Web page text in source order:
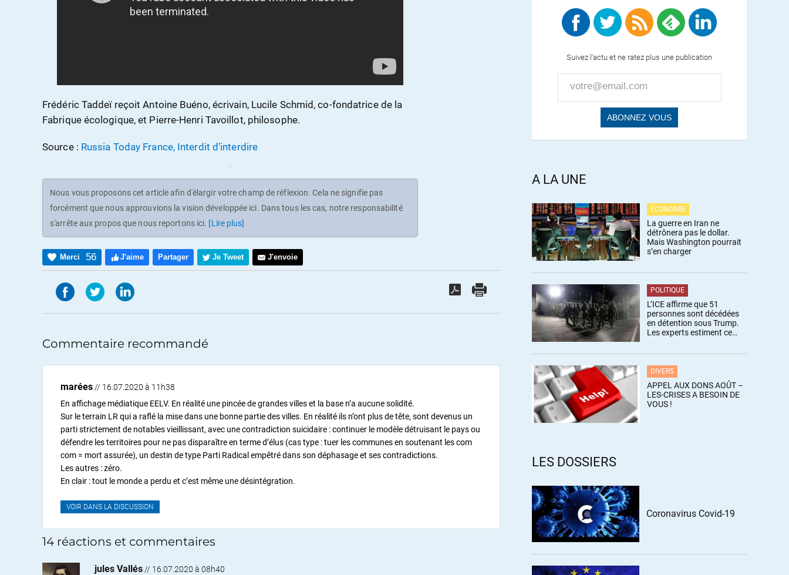
Frédéric Taddeï reçoit Antoine Buéno, écrivain, Lucile Schmid, co-fondatrice de la
Fabrique écologique, et Pierre-Henri Tavoillot, philosophe.
Source : Russia Today France, Interdit d’interdire
Nous vous proposons cet article afin d'élargir votre champ de réflexion. Cela ne signifie pas
forcément que nous approuvions la vision développée ici. Dans tous les cas, notre responsabilité
s'arrête aux propos que nous reportons ici. [Lire plus]
Merci 56 J'aime Partager Je Tweet J'envoie
Commentaire recommandé
marées // 16.07.2020 à 11h38
En affichage médiatique EELV. En réalité une pincée de grandes villes et la base n’a aucune solidité.
Sur le terrain LR qui a raflé la mise dans une bonne partie des villes. En réalité ils n’ont plus de tête, sont devenus un
parti strictement de notables vieillissant, avec une contradiction suicidaire : continuer le modèle détruisant le pays ou
défendre les territoires pour ne pas disparaître en terme d’élus (cas type : tuer les communes en soutenant les com
com = mort assurée), un destin de type Parti Radical empêtré dans son déphasage et ses contradictions.
Les autres : zéro.
En clair : tout le monde a perdu et c’est même une désintégration.
VOIR DANS LA DISCUSSION
14 réactions et commentaires
jules Vallés // 16.07.2020 à 08h40
Suivez l'actu et ne ratez plus une publication
A LA UNE
ÉCONOMIE
La guerre en Iran ne
détrônera pas le dollar.
Mais Washington pourrait
s’en charger
POLITIQUE
L’ICE affirme que 51
personnes sont décédées
en détention sous Trump.
Les experts estiment ce
DIVERS
APPEL AUX DONS AOÛT –
LES-CRISES A BESOIN DE
VOUS !
LES DOSSIERS
Coronavirus Covid-19